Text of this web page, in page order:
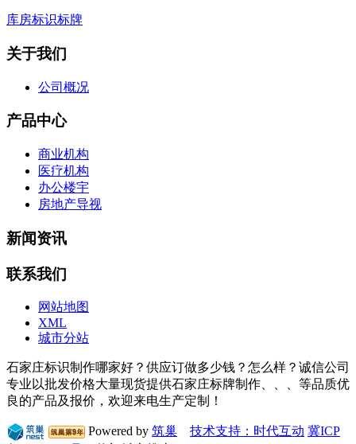
库房标识标牌
关于我们
公司概况
产品中心
商业机构
医疗机构
办公楼宇
房地产导视
新闻资讯
联系我们
网站地图
XML
城市分站
石家庄标识制作哪家好？供应订做多少钱？怎么样？诚信公司
专业以批发价格大量现货提供石家庄标牌制作、、、等品质优
良的产品及报价，欢迎来电生产定制！
Powered by 筑巢 技术支持：时代互动 冀ICP